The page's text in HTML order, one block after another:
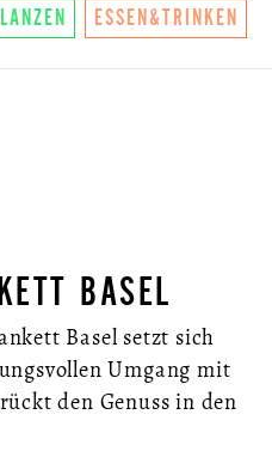
ESSEN&TRINKEN
BASEL
Basel setzt sich
Umgang mit
den Genuss in den